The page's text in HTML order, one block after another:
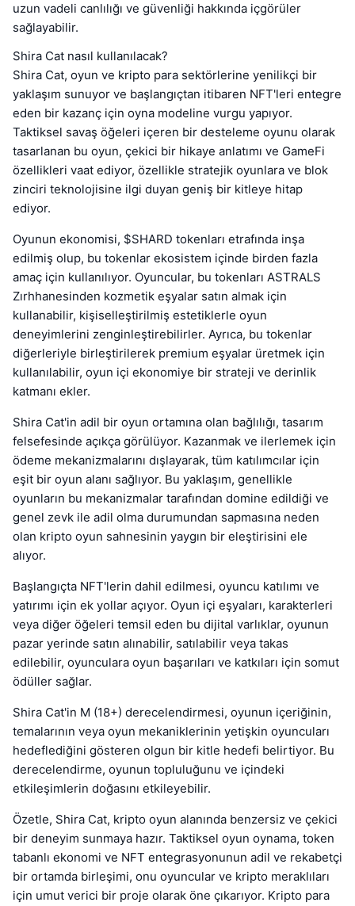
uzun vadeli canlılığı ve güvenliği hakkında içgörüler
sağlayabilir.
Shira Cat nasıl kullanılacak?
Shira Cat, oyun ve kripto para sektörlerine yenilikçi bir
yaklaşım sunuyor ve başlangıçtan itibaren NFT'leri entegre
eden bir kazanç için oyna modeline vurgu yapıyor.
Taktiksel savaş öğeleri içeren bir desteleme oyunu olarak
tasarlanan bu oyun, çekici bir hikaye anlatımı ve GameFi
özellikleri vaat ediyor, özellikle stratejik oyunlara ve blok
zinciri teknolojisine ilgi duyan geniş bir kitleye hitap
ediyor.
Oyunun ekonomisi, $SHARD tokenları etrafında inşa
edilmiş olup, bu tokenlar ekosistem içinde birden fazla
amaç için kullanılıyor. Oyuncular, bu tokenları ASTRALS
Zırhhanesinden kozmetik eşyalar satın almak için
kullanabilir, kişiselleştirilmiş estetiklerle oyun
deneyimlerini zenginleştirebilirler. Ayrıca, bu tokenlar
diğerleriyle birleştirilerek premium eşyalar üretmek için
kullanılabilir, oyun içi ekonomiye bir strateji ve derinlik
katmanı ekler.
Shira Cat'in adil bir oyun ortamına olan bağlılığı, tasarım
felsefesinde açıkça görülüyor. Kazanmak ve ilerlemek için
ödeme mekanizmalarını dışlayarak, tüm katılımcılar için
eşit bir oyun alanı sağlıyor. Bu yaklaşım, genellikle
oyunların bu mekanizmalar tarafından domine edildiği ve
genel zevk ile adil olma durumundan sapmasına neden
olan kripto oyun sahnesinin yaygın bir eleştirisini ele
alıyor.
Başlangıçta NFT'lerin dahil edilmesi, oyuncu katılımı ve
yatırımı için ek yollar açıyor. Oyun içi eşyaları, karakterleri
veya diğer öğeleri temsil eden bu dijital varlıklar, oyunun
pazar yerinde satın alınabilir, satılabilir veya takas
edilebilir, oyunculara oyun başarıları ve katkıları için somut
ödüller sağlar.
Shira Cat'in M (18+) derecelendirmesi, oyunun içeriğinin,
temalarının veya oyun mekaniklerinin yetişkin oyuncuları
hedeflediğini gösteren olgun bir kitle hedefi belirtiyor. Bu
derecelendirme, oyunun topluluğunu ve içindeki
etkileşimlerin doğasını etkileyebilir.
Özetle, Shira Cat, kripto oyun alanında benzersiz ve çekici
bir deneyim sunmaya hazır. Taktiksel oyun oynama, token
tabanlı ekonomi ve NFT entegrasyonunun adil ve rekabetçi
bir ortamda birleşimi, onu oyuncular ve kripto meraklıları
için umut verici bir proje olarak öne çıkarıyor. Kripto para